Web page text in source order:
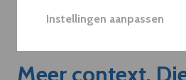
Instellingen aanpassen
Meer context.